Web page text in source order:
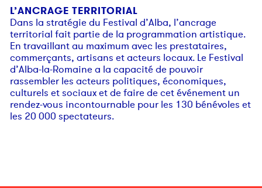
L’ANCRAGE TERRITORIAL
Dans la stratégie du Festival d’Alba, l’ancrage
territorial fait partie de la programmation artistique.
En travaillant au maximum avec les prestataires,
commerçants, artisans et acteurs locaux. Le Festival
d’Alba-la-Romaine a la capacité de pouvoir
rassembler les acteurs politiques, économiques,
culturels et sociaux et de faire de cet événement un
rendez-vous incontournable pour les 130 bénévoles et
les 20 000 spectateurs.